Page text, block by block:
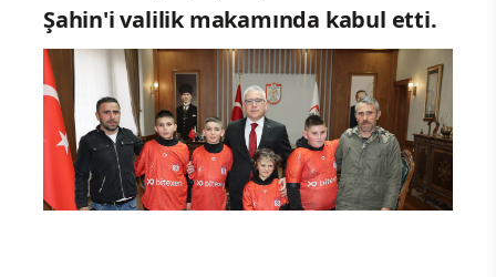
Şahin'i valilik makamında kabul etti.